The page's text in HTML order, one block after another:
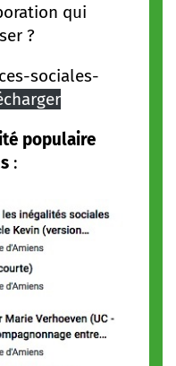
qui
?
sociales-
populaire
: